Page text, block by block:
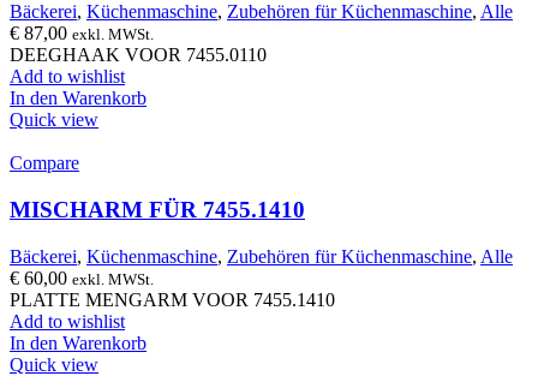
Bäckerei, Küchenmaschine, Zubehören für Küchenmaschine, Alle
€ 87,00 exkl. MWSt.
DEEGHAAK VOOR 7455.0110
Add to wishlist
In den Warenkorb
Quick view
Compare
MISCHARM FÜR 7455.1410
Bäckerei, Küchenmaschine, Zubehören für Küchenmaschine, Alle
€ 60,00 exkl. MWSt.
PLATTE MENGARM VOOR 7455.1410
Add to wishlist
In den Warenkorb
Quick view